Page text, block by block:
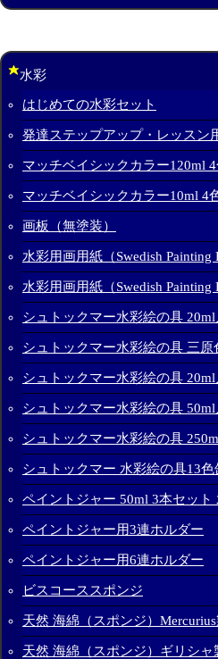
水彩
はじめての水彩セット
発達ステップアップ・レッスン
マッチベイシックカラー120ml 4
マッチベイシックカラー10ml 4
画板（無塗装）
水彩用画用紙（Swedish Painting
水彩用画用紙（Swedish Painting
シュトックマー水彩絵の具
シュトックマー水彩絵の具 三原
シュトックマー水彩絵の具
シュトックマー水彩絵の具
シュトックマー水彩絵の具
シュトックマー 水彩絵の具13色
ペイントジャー 50ml 3本セット
ペイントジャー用3連ホルダー
ペイントジャー用6連ホルダー
ビスコーススポンジ
天然 海綿（スポンジ）Mercurius
天然 海綿（スポンジ）ギリシャ